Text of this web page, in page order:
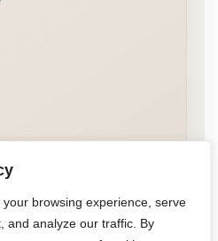
browsing experience, serve
and analyze our traffic. By
kommersiella
Innehållet på
ska inte ses som individuell
rådgivning.